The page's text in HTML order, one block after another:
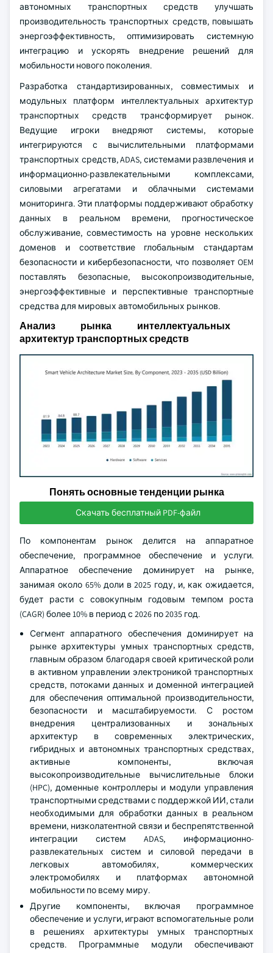
автономных транспортных средств улучшать
производительность транспортных средств, повышать
энергоэффективность, оптимизировать системную
интеграцию и ускорять внедрение решений для
мобильности нового поколения.
Разработка стандартизированных, совместимых и
модульных платформ интеллектуальных архитектур
транспортных средств трансформирует рынок.
Ведущие игроки внедряют системы, которые
интегрируются с вычислительными платформами
транспортных средств, ADAS, системами развлечения и
информационно-развлекательными комплексами,
силовыми агрегатами и облачными системами
мониторинга. Эти платформы поддерживают обработку
данных в реальном времени, прогностическое
обслуживание, совместимость на уровне нескольких
доменов и соответствие глобальным стандартам
безопасности и кибербезопасности, что позволяет OEM
поставлять безопасные, высокопроизводительные,
энергоэффективные и перспективные транспортные
средства для мировых автомобильных рынков.
Анализ рынка интеллектуальных
архитектур транспортных средств
Понять основные тенденции рынка
Скачать бесплатный PDF-файл
По компонентам рынок делится на аппаратное
обеспечение, программное обеспечение и услуги.
Аппаратное обеспечение доминирует на рынке,
занимая около 65% доли в 2025 году, и, как ожидается,
будет расти с совокупным годовым темпом роста
(CAGR) более 10% в период с 2026 по 2035 год.
Сегмент аппаратного обеспечения доминирует на
рынке архитектуры умных транспортных средств,
главным образом благодаря своей критической роли
в активном управлении электроникой транспортных
средств, потоками данных и доменной интеграцией
для обеспечения оптимальной производительности,
безопасности и масштабируемости. С ростом
внедрения централизованных и зональных
архитектур в современных электрических,
гибридных и автономных транспортных средствах,
активные компоненты, включая
высокопроизводительные вычислительные блоки
(HPC), доменные контроллеры и модули управления
транспортными средствами с поддержкой ИИ, стали
необходимыми для обработки данных в реальном
времени, низколатентной связи и беспрепятственной
интеграции систем ADAS, информационно-
развлекательных систем и силовой передачи в
легковых автомобилях, коммерческих
электромобилях и платформах автономной
мобильности по всему миру.
Другие компоненты, включая программное
обеспечение и услуги, играют вспомогательные роли
в решениях архитектуры умных транспортных
средств. Программные модули обеспечивают